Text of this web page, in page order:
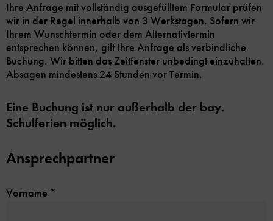
Ihre Anfrage mit vollständig ausgefülltem Formular prüfen
wir in der Regel innerhalb von 3 Werkstagen. Sofern wir
Ihrem Wunschtermin oder dem Alternativtermin
entsprechen können, gilt Ihre Anfrage als verbindliche
Buchung. Wir bitten das Zeitfenster unbedingt einzuhalten.
Absagen mindestens 24 Stunden vor Termin.
Eine Buchung ist nur außerhalb der bay.
Schulferien möglich.
Ansprechpartner
Vorname *